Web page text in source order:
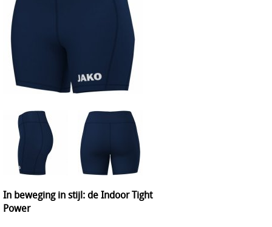
In beweging in stijl: de Indoor Tight
Power